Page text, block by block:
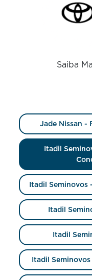
Saiba
Jade Nissan -
Itadil
Itadil Seminovos
Itadil
Itadil
Itadil